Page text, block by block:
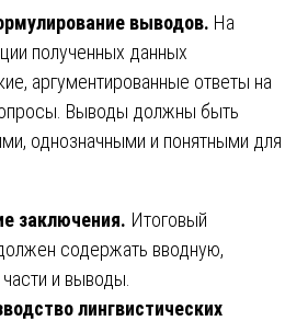
выводов. На
полученных данных
аргументированные ответы на
Выводы должны быть
однозначными и понятными для
заключения. Итоговый
содержать вводную,
и выводы.
лингвистических